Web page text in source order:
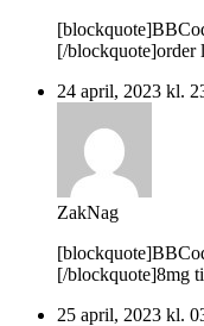
[/blockquote]order
24 april, 2023 kl.
ZakNag
[/blockquote]8mg
25 april, 2023 kl.